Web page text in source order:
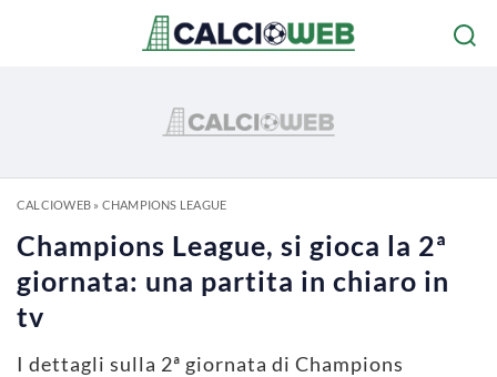
CALCIOWEB» CHAMPIONS LEAGUE
Champions League, si gioca la 2ª
giornata: una partita in chiaro in
tv
I dettagli sulla 2ª giornata di Champions